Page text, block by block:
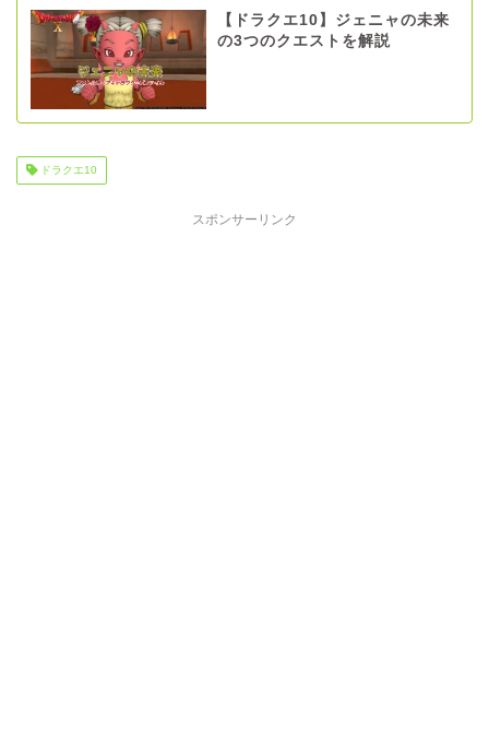
【ドラクエ10】ジェニャの未来
の3つのクエストを解説
ドラクエ10
スポンサーリンク